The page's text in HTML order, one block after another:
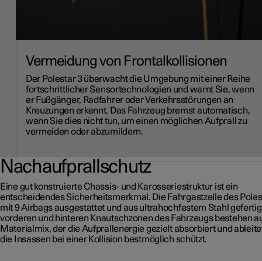
Vermeidung von Frontalkollisionen
Der Polestar 3 überwacht die Umgebung mit einer Reihe
fortschrittlicher Sensortechnologien und warnt Sie, wenn
er Fußgänger, Radfahrer oder Verkehrsstörungen an
Kreuzungen erkennt. Das Fahrzeug bremst automatisch,
wenn Sie dies nicht tun, um einen möglichen Aufprall zu
vermeiden oder abzumildern.
Nachaufprallschutz
Eine gut konstruierte Chassis- und Karosseriestruktur ist ein
entscheidendes Sicherheitsmerkmal. Die Fahrgastzelle des
mit 9 Airbags ausgestattet und aus ultrahochfestem Stahl
vorderen und hinteren Knautschzonen des Fahrzeugs bestehen
Materialmix, der die Aufprallenergie gezielt absorbiert und
die Insassen bei einer Kollision bestmöglich schützt.